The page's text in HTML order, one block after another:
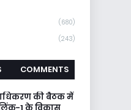
(680)
(243)
COMMENTS
की बैठक में